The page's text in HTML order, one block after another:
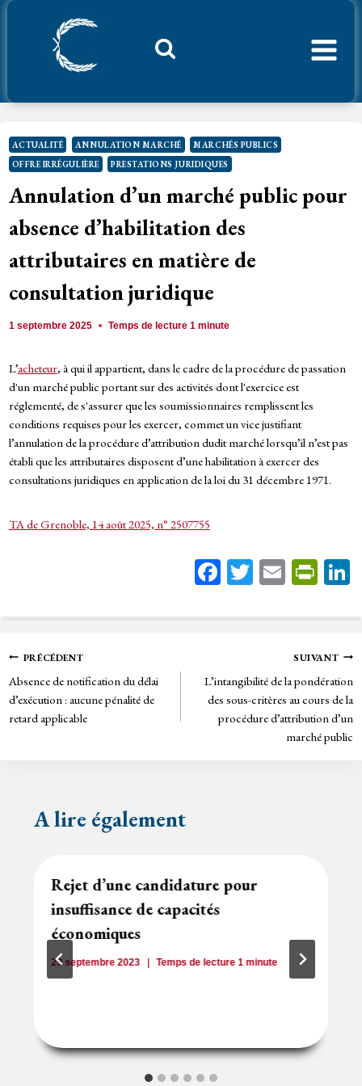
Aller
ACTUALITÉ ANNULATION MARCHÉ
MARCHÉS PUBLICS
OFFRE IRRÉGULIÈRE
PRESTATIONS JURIDIQUES
Annulation d’un marché public pour
absence d’habilitation des
attributaires en matière de
consultation juridique
1 septembre 2025 Temps de lecture1 minute
L’acheteur, à qui il appartient, dans le cadre de la procédure de passation
d'un marché public portant sur des activités dont l'exercice est
réglementé, de s'assurer que les soumissionnaires remplissent les
conditions requises pour les exercer, commet un vice justifiant
l’annulation de la procédure d’attribution dudit marché lorsqu’il n’est pas
établi que les attributaires disposent d’une habilitation à exercer des
consultations juridiques en application de la loi du 31 décembre 1971.
TA de Grenoble, 14 août 2025, n° 2507755
Fa
bo
T
tt
E
ail
Pr
tF
rie
n
dl
y
Navigation
de
l’article
PRÉCÉDENT
Absence de notification du délai
d’exécution : aucune pénalité de
retard applicable
SUIVANT
L’intangibilité de la pondération
des sous-critères au cours de la
procédure d’attribution d’un
marché public
A lire également
Rejet d’une candidature pour
insuffisance de capacités
économiques
29 septembre 2023 Temps de lecture 1minute